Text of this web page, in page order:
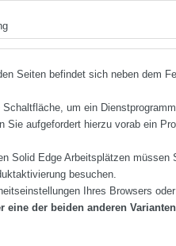
Seiten befindet sich neben dem
um ein
Sie aufgefordert hierzu vorab ein
Solid Edge Arbeitsplätzen
besuchen.
Ihres Browsers
eine der beiden anderen